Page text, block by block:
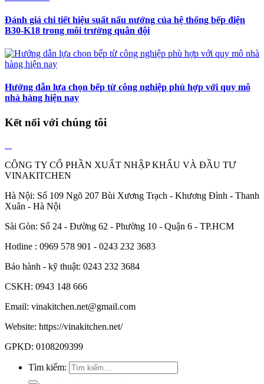
Đánh giá chi tiết hiệu suất nấu nướng của hệ thống bếp điện
B30-K18 trong môi trường quân đội
Hướng dẫn lựa chọn bếp từ công nghiệp phù hợp với quy mô
nhà hàng hiện nay
Kết nối với chúng tôi
CÔNG TY CỔ PHẦN XUẤT NHẬP KHẨU VÀ ĐẦU TƯ
VINAKITCHEN
Hà Nội: Số 109 Ngõ 207 Bùi Xương Trạch - Khương Đình - Thanh
Xuân - Hà Nội
Sài Gòn: Số 24 - Đường 62 - Phường 10 - Quận 6 - TP.HCM
Hotline : 0969 578 901 - 0243 232 3683
Bảo hành - kỹ thuật: 0243 232 3684
CSKH: 0943 148 666
Email: vinakitchen.net@gmail.com
Website: https://vinakitchen.net/
GPKD: 0108209399
Tìm kiếm: